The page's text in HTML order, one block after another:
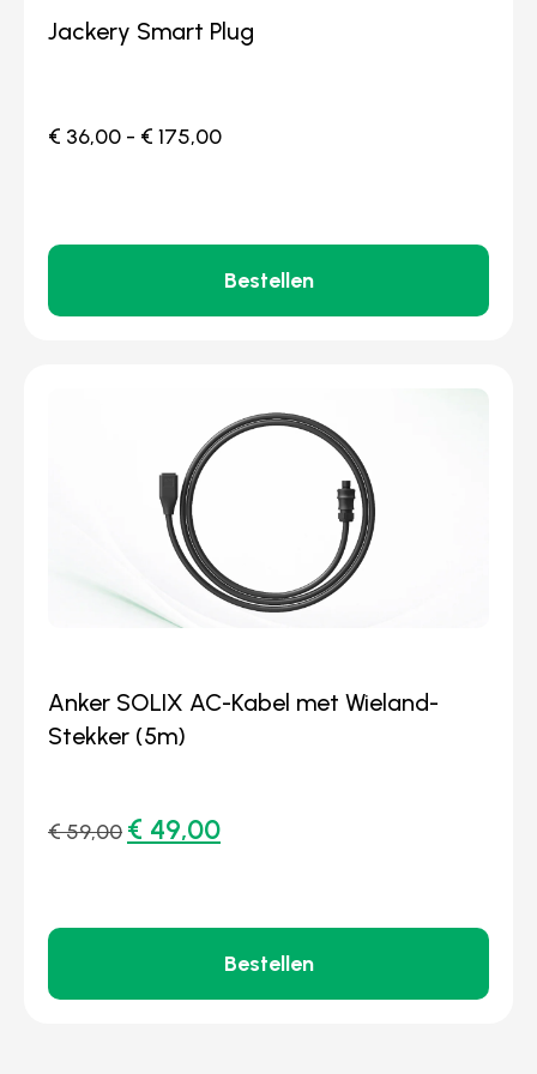
Jackery Smart Plug
€ 36,00 - € 175,00
Bestellen
Anker SOLIX AC-Kabel met Wieland-
Stekker (5m)
€59,00 € 49,00
Bestellen